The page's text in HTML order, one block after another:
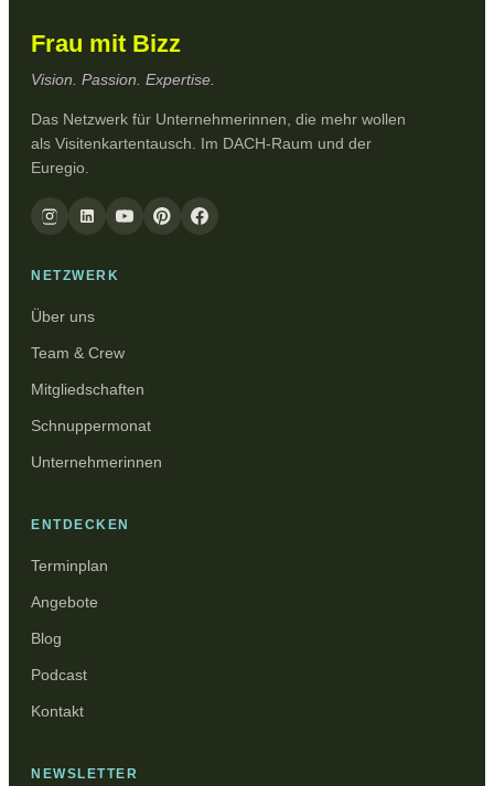
Frau mit Bizz
Vision. Passion. Expertise.
Das Netzwerk für Unternehmerinnen, die mehr wollen
als Visitenkartentausch. Im DACH-Raum und der
Euregio.
NETZWERK
Über uns
Team & Crew
Mitgliedschaften
Schnuppermonat
Unternehmerinnen
ENTDECKEN
Terminplan
Angebote
Blog
Podcast
Kontakt
NEWSLETTER